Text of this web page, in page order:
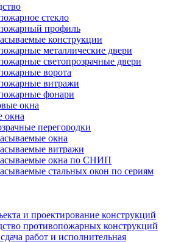
стекло
профиль
конструкции
металлические двери
светопрозрачные двери
ворота
витражи
фонари
окна
окна
перегородки
окна
витражи
окна по СНИП
стальных окон по сериям
и проектирование конструкций
противопожарных конструкций
работ и исполнительная